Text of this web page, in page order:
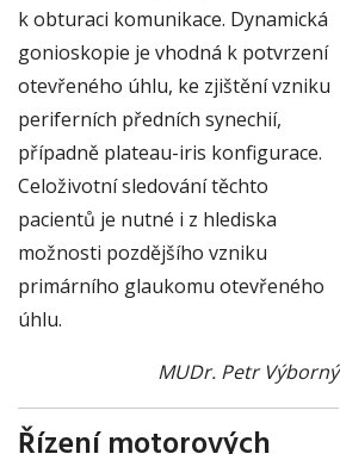
k obturaci komunikace. Dynamická
gonioskopie je vhodná k potvrzení
otevřeného úhlu, ke zjištění vzniku
periferních předních synechií,
případně plateau-iris konfigurace.
Celoživotní sledování těchto
pacientů je nutné i z hlediska
možnosti pozdějšího vzniku
primárního glaukomu otevřeného
úhlu.
MUDr. Petr Výborný